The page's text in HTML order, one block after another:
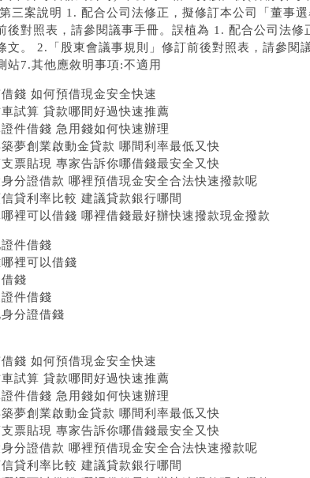
三案說明 1. 配合公司法修正，擬修訂本公司「董事
後對照表，請參閱議事手冊。誤植為 1. 配合公司法
文。 2.「股東會議事規則」修訂前後對照表，請參閱
站7.其他應敘明事項:不適用
錢 如何預借現金安全快速
試算 貸款哪間好過快速推薦
件借錢 急用錢如何快速辦理
夢創業啟動金貸款 哪間利率最低又快
票貼現 專家告訴你哪借錢最安全又快
分證借款 哪裡預借現金安全合法快速撥款呢
貸利率比較 建議貸款銀行哪間
裡可以借錢 哪裡借錢最好辦快速撥款現金撥款
件借錢
裡可以借錢
錢
證件借錢
分證借錢
錢 如何預借現金安全快速
試算 貸款哪間好過快速推薦
件借錢 急用錢如何快速辦理
夢創業啟動金貸款 哪間利率最低又快
票貼現 專家告訴你哪借錢最安全又快
分證借款 哪裡預借現金安全合法快速撥款呢
貸利率比較 建議貸款銀行哪間